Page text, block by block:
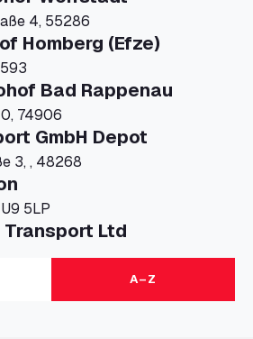
4, 55286
Homberg (Efze)
Bad Rappenau
74906
GmbH Depot
Otto-Hahn-Straße 3, , 48268
5LP
Transport Ltd
ME11 5GA
Parking
7, 41334
A–Z